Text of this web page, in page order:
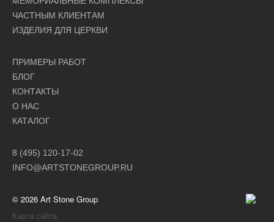
ЧАСТНЫМ КЛИЕНТАМ
ИЗДЕЛИЯ ДЛЯ ЦЕРКВИ
ПРИМЕРЫ РАБОТ
БЛОГ
КОНТАКТЫ
О НАС
КАТАЛОГ
8 (495) 120-17-02
INFO@ARTSTONEGROUP.RU
© 2026 Art Stone Group
Карта сайта